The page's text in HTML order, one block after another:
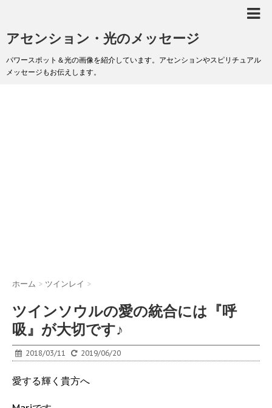
アセンション・光のメッセージ
パワースポット＆光の画像を紹介しています。アセンションやスピリチュアル
メッセージもお伝えします。
ホーム > ツインレイ >
ツインソウルの愛の統合には『呼
吸』が大切です♪
2018/03/11 2019/06/20
愛する輝く貴方へ